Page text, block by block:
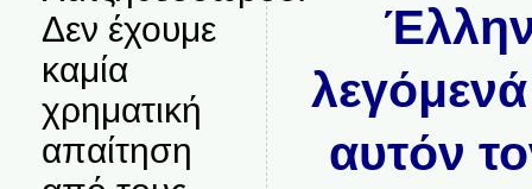
Δεν έχουμε
καμία
χρηματική
απαίτηση
αυτόν